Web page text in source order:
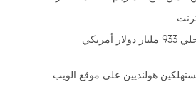
أمريكي
هولنديين على موقع الويب